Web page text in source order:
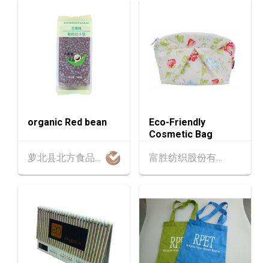
香港
国际现代化中医药及健康产品会议 2026 (香港
会议展览中心)
香港
13.08.2026 - 17.08.2026
香港贸发局美与健生活博览 2026 (香港会议展
13-17
香港
13.08.2026 - 17.08.2026
香港贸发局家电‧家居‧博览 2026 (香港会议展
13-17
香港
13.08.2026 - 17.08.2026
25-27
AUG
中国内地
25.08.2026 - 27.08.2026
中国国际纺织⾯料及辅料（秋冬）博览会 (202
6年8月25至27日)
organic Red bean
萝北县北方食品有限公司
Eco-Friendly
Cosmetic Bag
富胜纺织股份有限公司